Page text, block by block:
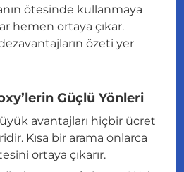
ötesinde kullanmaya
hemen ortaya çıkar.
özeti yer
Güçlü Yönleri
avantajları hiçbir ücret
Kısa bir arama onlarca
ortaya çıkarır.